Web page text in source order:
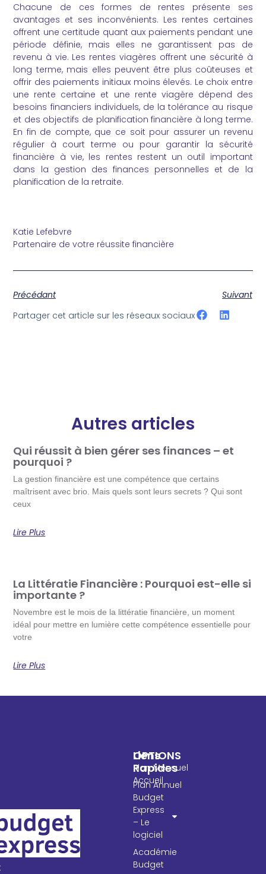
Chacune de ces formes de rentes présente ses
avantages et ses inconvénients. Les rentes certaines
offrent une certitude quant aux paiements pendant une
période définie, mais elles ne garantissent pas de
revenu à vie. Les rentes viagères offrent une sécurité à
long terme, mais elles peuvent être plus coûteuses et
offrir des paiements initiaux moins élevés. Le choix entre
une rente certaine et une rente viagère dépend des
besoins financiers individuels, de la tolérance au risque
et des objectifs de planification financière à long terme.
En fin de compte, que ce soit pour assurer un revenu
régulier à court terme ou pour garantir la sécurité
financière à vie, les rentes restent un outil important
dans la gestion des finances personnelles et de la
planification de la retraite.
Katie Lefebvre
Partenaire de votre réussite financière
Précédant
Suivant
Partager cet article sur les réseaux sociaux
Autres articles
Qui réussit à bien gérer ses finances – et
pourquoi ?
La gestion financière est une compétence que certains
maîtrisent avec brio. Mais quels sont leurs secrets ? Qui sont
ceux
Lire Plus
La Littératie Financière : Pourquoi est-elle si
importante ?
Novembre est le mois de la littératie financière, un moment
idéal pour mettre en lumière cette compétence essentielle pour
votre
Lire Plus
OPTIONS
Plan Mensuel
Plan Annuel
Liens
Rapides
Accueil
Budget
Express
– Le
logiciel
Académie
Budget